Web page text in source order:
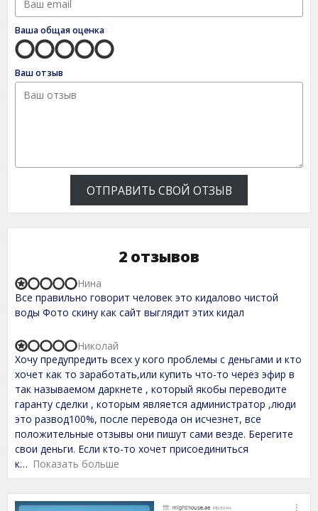
Ваша общая оценка
Ваш отзыв
ОТПРАВИТЬ СВОЙ ОТЗЫВ
2 отзывов
R
a
t
1
,
0
o
u
t
o
f
5
Все правильно говорит человек это кидалово чистой
воды Фото скину как сайт выглядит этих кидал
Нина
R
a
t
e
d
1
,
0
o
u
t
o
5
Хочу предупредить всех у кого проблемы с деньгами и кто
хочет как то заработать,или купить что-то через эфир в
так называемом даркнете , который якобы переводите
гаранту сделки , которым является администратор ,люди
это развод100%, после перевода он исчезнет, все
положительные отзывы они пишут сами везде. Берегите
свои деньги. Если кто-то хочет присоединиться
к
Показать больше
Николай